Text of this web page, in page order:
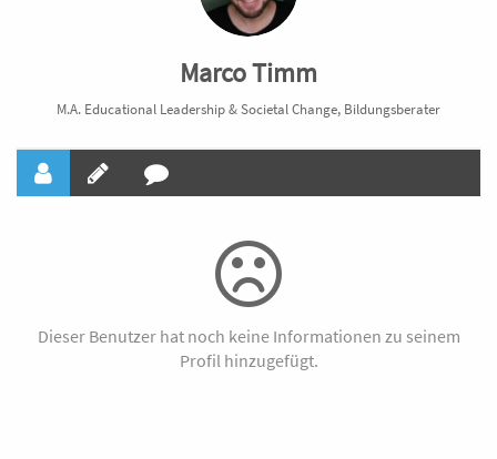
Marco Timm
M.A. Educational Leadership & Societal Change, Bildungsberater
Dieser Benutzer hat noch keine Informationen zu seinem
Profil hinzugefügt.